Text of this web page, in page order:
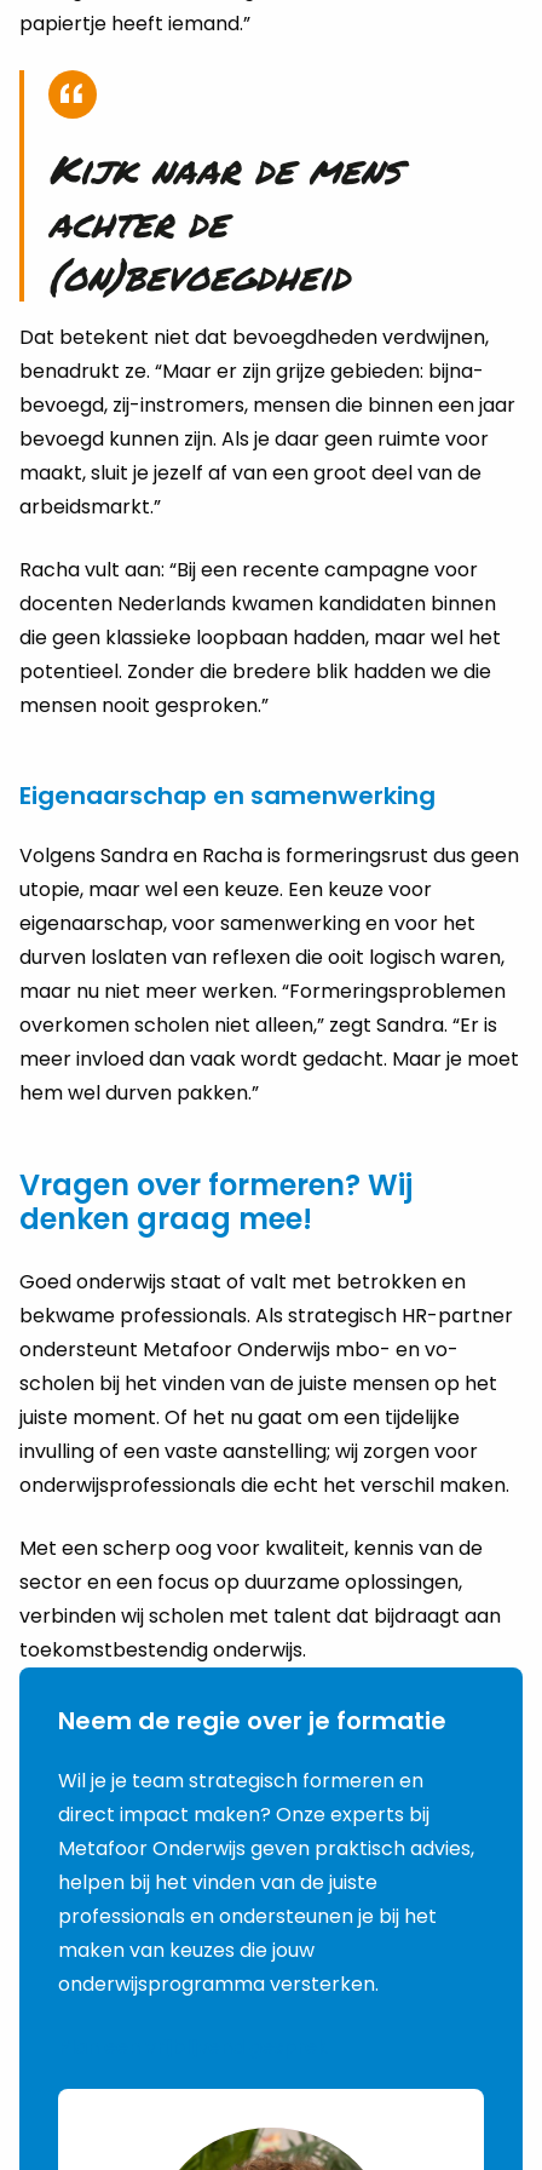
papiertje heeft iemand.”
Kijk naar de mens
achter de
(on)bevoegdheid
Dat betekent niet dat bevoegdheden verdwijnen,
benadrukt ze. “Maar er zijn grijze gebieden: bijna-
bevoegd, zij-instromers, mensen die binnen een jaar
bevoegd kunnen zijn. Als je daar geen ruimte voor
maakt, sluit je jezelf af van een groot deel van de
arbeidsmarkt.”
Racha vult aan: “Bij een recente campagne voor
docenten Nederlands kwamen kandidaten binnen
die geen klassieke loopbaan hadden, maar wel het
potentieel. Zonder die bredere blik hadden we die
mensen nooit gesproken.”
Eigenaarschap en samenwerking
Volgens Sandra en Racha is formeringsrust dus geen
utopie, maar wel een keuze. Een keuze voor
eigenaarschap, voor samenwerking en voor het
durven loslaten van reflexen die ooit logisch waren,
maar nu niet meer werken. “Formeringsproblemen
overkomen scholen niet alleen,” zegt Sandra. “Er is
meer invloed dan vaak wordt gedacht. Maar je moet
hem wel durven pakken.”
Vragen over formeren? Wij
denken graag mee!
Goed onderwijs staat of valt met betrokken en
bekwame professionals. Als strategisch HR-partner
ondersteunt Metafoor Onderwijs mbo- en vo-
scholen bij het vinden van de juiste mensen op het
juiste moment. Of het nu gaat om een tijdelijke
invulling of een vaste aanstelling; wij zorgen voor
onderwijsprofessionals die echt het verschil maken.
Met een scherp oog voor kwaliteit, kennis van de
sector en een focus op duurzame oplossingen,
verbinden wij scholen met talent dat bijdraagt aan
toekomstbestendig onderwijs.
Neem de regie over je formatie
Wil je je team strategisch formeren en
direct impact maken? Onze experts bij
Metafoor Onderwijs geven praktisch advies,
helpen bij het vinden van de juiste
professionals en ondersteunen je bij het
maken van keuzes die jouw
onderwijsprogramma versterken.